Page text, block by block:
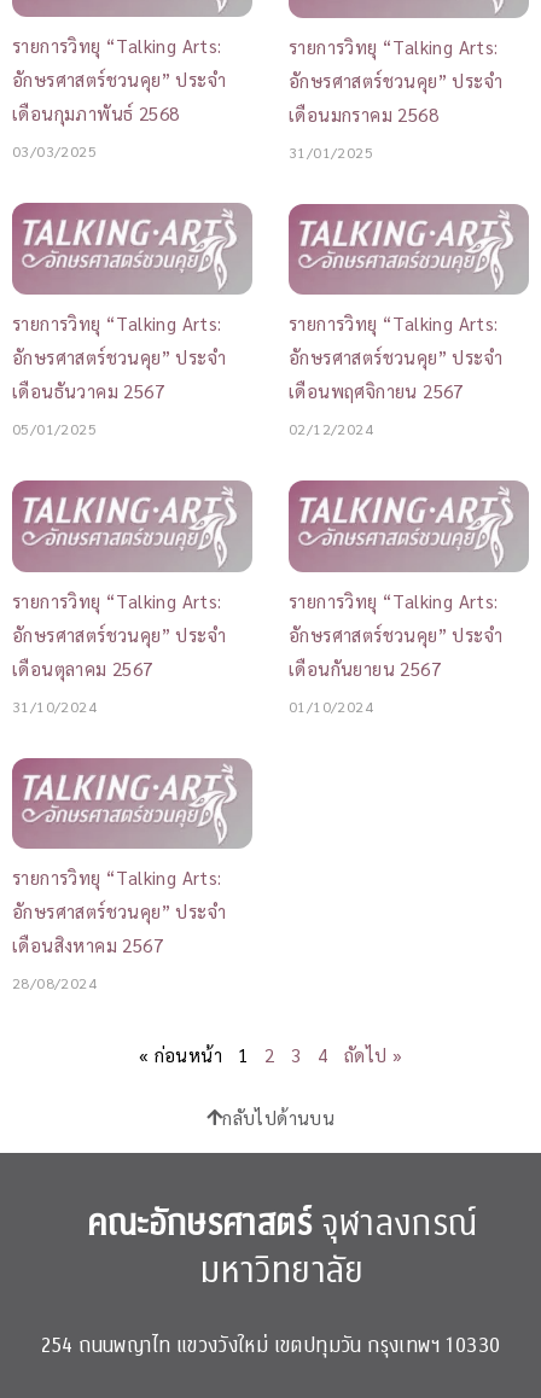
รายการวิทยุ “Talking Arts:
อักษรศาสตร์ชวนคุย” ประจำ
เดือนกุมภาพันธ์ 2568
03/03/2025
รายการวิทยุ “Talking Arts:
อักษรศาสตร์ชวนคุย” ประจำ
เดือนมกราคม 2568
31/01/2025
รายการวิทยุ “Talking Arts:
อักษรศาสตร์ชวนคุย” ประจำ
เดือนธันวาคม 2567
05/01/2025
รายการวิทยุ “Talking Arts:
อักษรศาสตร์ชวนคุย” ประจำ
เดือนพฤศจิกายน 2567
02/12/2024
รายการวิทยุ “Talking Arts:
อักษรศาสตร์ชวนคุย” ประจำ
เดือนตุลาคม 2567
31/10/2024
รายการวิทยุ “Talking Arts:
อักษรศาสตร์ชวนคุย” ประจำ
เดือนกันยายน 2567
01/10/2024
รายการวิทยุ “Talking Arts:
อักษรศาสตร์ชวนคุย” ประจำ
เดือนสิงหาคม 2567
28/08/2024
« ก่อนหน้า 1 2 3 4 ถัดไป »
กลับไปด้านบน
คณะอักษรศาสตร์จุฬาลงกรณ์
มหาวิทยาลัย
254 ถนนพญาไท แขวงวังใหม่ เขตปทุมวัน กรุงเทพฯ 10330